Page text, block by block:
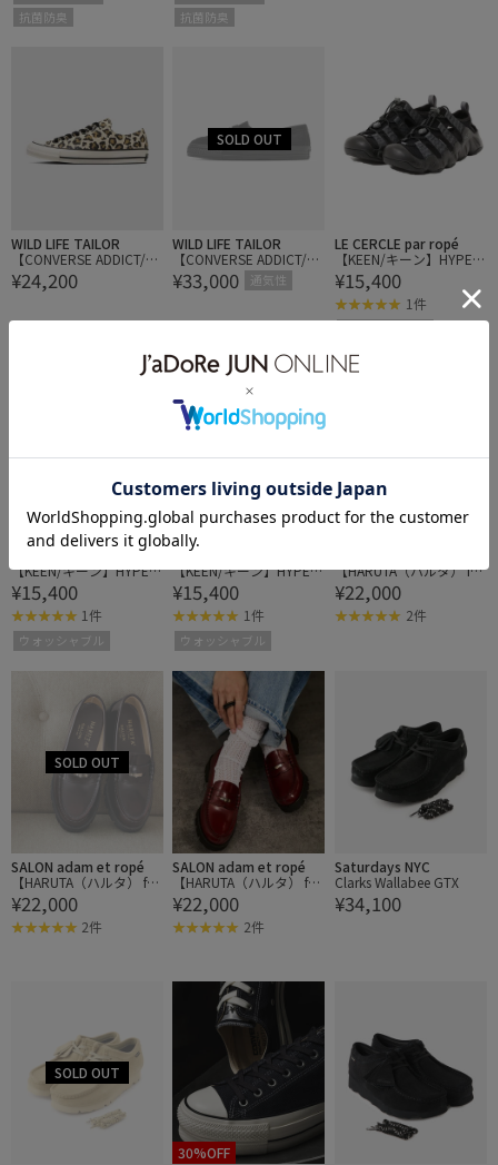
抗菌防臭
抗菌防臭
WILD LIFE TAILOR
【CONVERSE ADDICT/コ
ンバースアディクト】CH
UCK TAYLOR MATERIAL
¥24,200
WILD LIFE TAILOR
【CONVERSE ADDICT/コ
ンバースアディクト】O
NE STAR LOAFER
¥33,000 通気性
LE CERCLE par ropé
【KEEN/キーン】HYPER
PORT H2/ハイパーポー
ト エイチツー
¥15,400
1件
【KEEN/キーン】HYPER
PORT H2/ハイパーポー
ト エイチツー
¥15,400
1件
ウォッシャブル
LE CERCLE par ropé
【KEEN/キーン】HYPER
PORT H2/ハイパーポー
ト エイチツー
¥15,400
1件
ウォッシャブル
【HARUTA（ハルタ） for
SALON】別注ガラスレザ
ーローファー
¥22,000
2件
SALON adam et ropé
【HARUTA（ハルタ） for
SALON】別注ガラスレザ
ーローファー
¥22,000
2件
SALON adam et ropé
【HARUTA（ハルタ） for
SALON】別注ガラスレザ
ーローファー
¥22,000
2件
Saturdays NYC
Clarks Wallabee GTX
¥34,100
30%OFF